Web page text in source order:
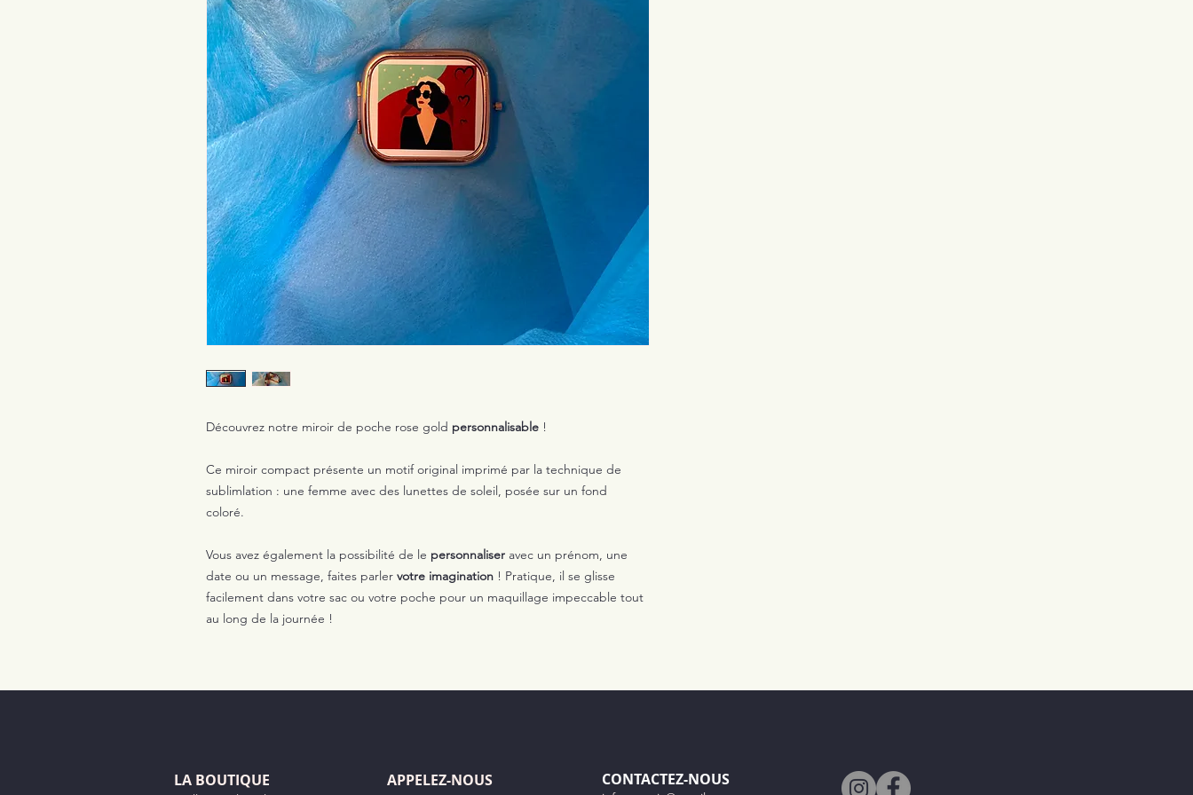
Découvrez notre miroir de poche rose gold personnalisable !
Ce miroir compact présente un motif original imprimé par la technique de
sublimlation : une femme avec des lunettes de soleil, posée sur un fond
coloré.
Vous avez également la possibilité de le personnaliser avec un prénom, une
date ou un message, faites parler votre imagination ! Pratique, il se glisse
facilement dans votre sac ou votre poche pour un maquillage impeccable tout
au long de la journée !
LA BOUTIQUE APPELEZ-NOUS CONTACTEZ-NOUS